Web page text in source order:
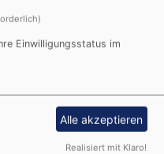
Weihnachten und
Christen wichtig
Kirche die Marienfeste
der Heiligen. Im
Einwilligungsstatus im
Alle akzeptieren
Realisiert mit Klaro!